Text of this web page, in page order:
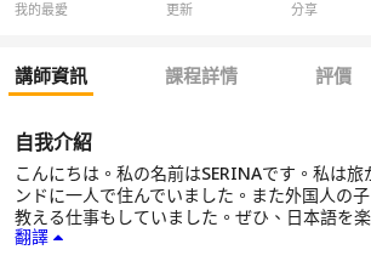
我的最愛 更新 分享
講師資訊 課程詳情 評價
自我介紹
こんにちは。私の名前はSERINAです。私は旅
ンドに一人で住んでいました。また外国人の
教える仕事もしていました。ぜひ、日本語を
翻譯